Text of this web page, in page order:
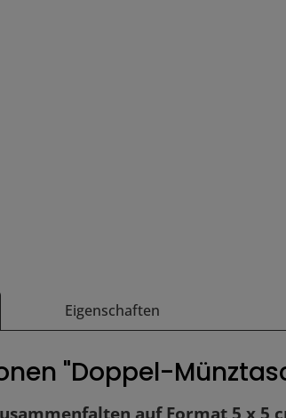
Eigenschaften
"Doppel-
auf Format 5 x 5